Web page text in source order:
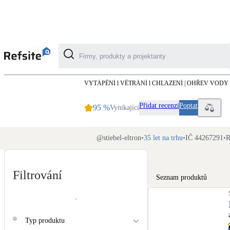
STIEBEL ELTRON
VYTÁPĚNÍ l VĚTRÁNÍ l CHLAZENÍ | OHŘEV VODY
95 %VynikajícíPřidat recenziPoptat
@stiebel-eltron•35 let na trhu•IČ 44267291•
Filtrování
Typ produktu
Seznam produktů